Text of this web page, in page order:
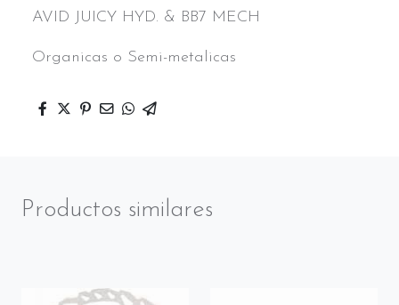
AVID JUICY HYD. & BB7 MECH
Organicas o Semi-metalicas
Productos similares